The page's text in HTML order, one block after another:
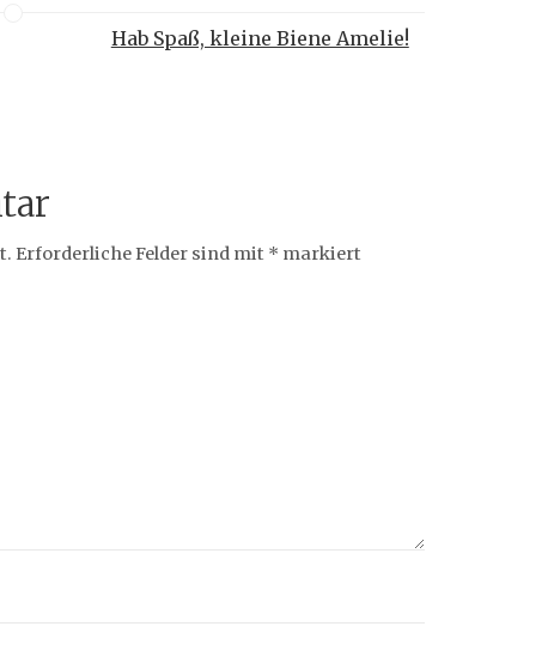
Hab Spaß, kleine Biene Amelie!
Erforderliche Felder sind mit * markiert